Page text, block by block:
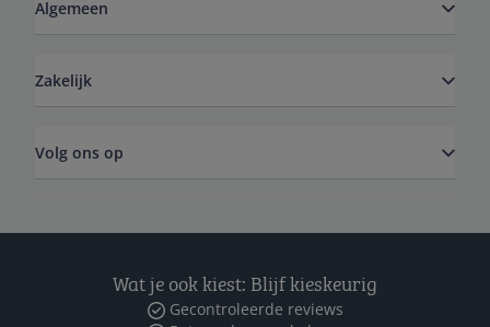
Algemeen
Zakelijk
Volg ons op
Wat je ook kiest: Blijf kieskeurig
Gecontroleerde reviews